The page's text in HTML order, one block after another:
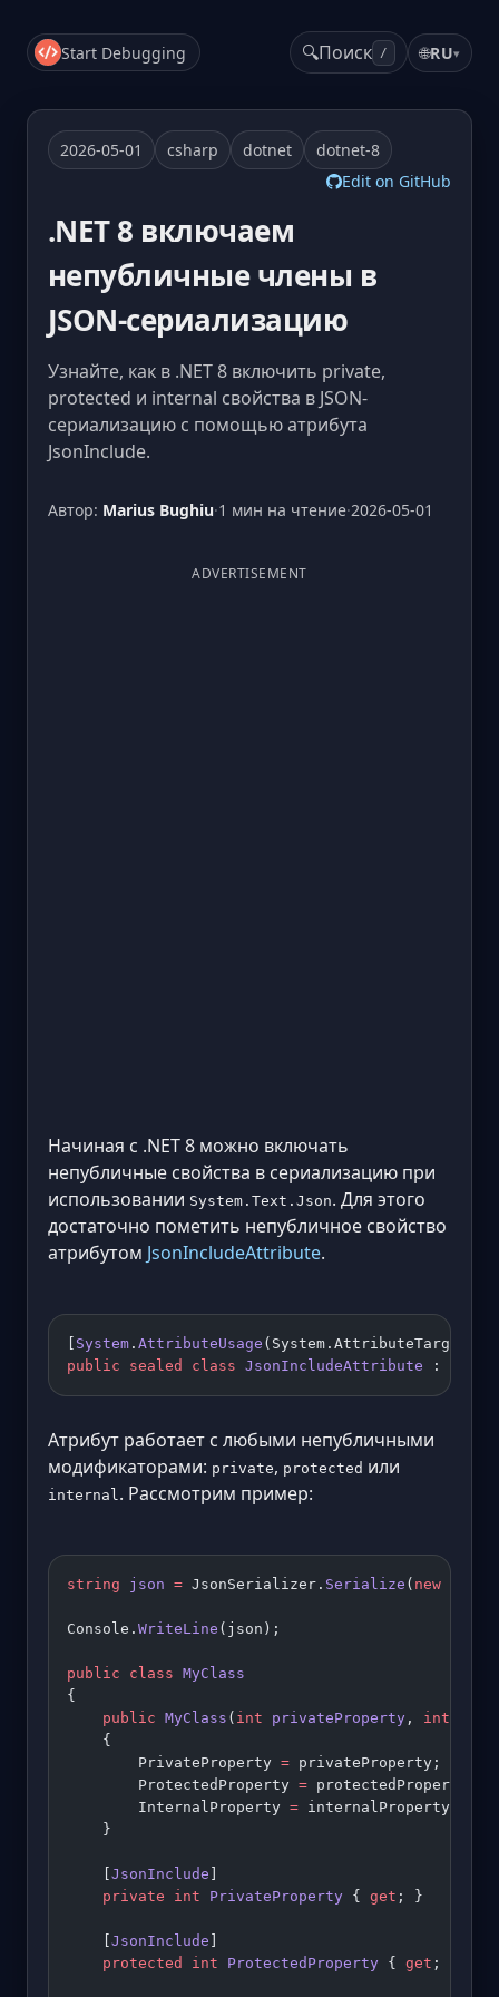
Start Debugging 🔍Поиск / 🌐RU▾
2026-05-01 csharp dotnet
dotnet-8
Edit on GitHub
.NET 8 включаем
непубличные члены в
JSON-сериализацию
Узнайте, как в .NET 8 включить private,
protected и internal свойства в JSON-
сериализацию с помощью атрибута
JsonInclude.
Автор: Marius Bughiu·1 мин на чтение·2026-05-01
ADVERTISEMENT
Начиная с .NET 8 можно включать
непубличные свойства в сериализацию при
использовании System.Text.Json. Для этого
достаточно пометить непубличное свойство
атрибутом JsonIncludeAttribute.
System . AttributeUsage
public sealed class JsonIncludeAttribute :
Атрибут работает с любыми непубличными
модификаторами: private, protected или
internal. Рассмотрим пример:
string json = JsonSerializer. Serialize ( new
Console. WriteLine (json);
public class MyClass
{
    public
MyClass ( int privateProperty , int
    {
        PrivateProperty
= privateProperty;
        ProtectedProperty
= protectedProperty;
        InternalProperty
= internalProperty;
    }
JsonInclude
    private
int PrivateProperty { get ; }
JsonInclude
    protected
int ProtectedProperty { get ; }